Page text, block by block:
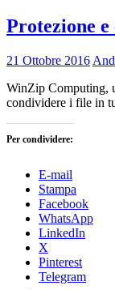
Protezione
21 Ottobre 2016
WinZip Computing,
condividere i file in
Per condividere:
E-mail
Stampa
Facebook
WhatsApp
LinkedIn
X
Pinterest
Telegram